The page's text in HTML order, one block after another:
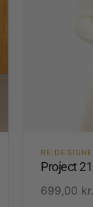
Project
699,00 kr.